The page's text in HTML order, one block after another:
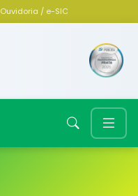
Ouvidoria / e-SIC